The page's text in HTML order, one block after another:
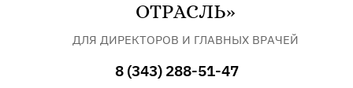
ОТРАСЛЬ»
ДЛЯ ДИРЕКТОРОВ И ГЛАВНЫХ ВРАЧЕЙ
8 (343) 288-51-47